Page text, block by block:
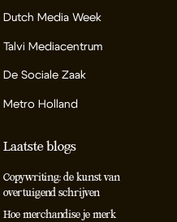
Dutch Media Week
Talvi Mediacentrum
De Sociale Zaak
Metro Holland
Laatste blogs
Copywriting: de kunst van
overtuigend schrijven
Hoe merchandise je merk